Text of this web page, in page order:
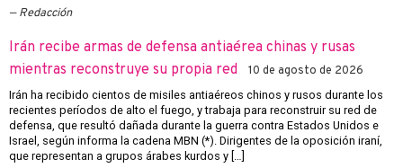
Redacción
Irán recibe armas de defensa antiaérea chinas y rusas
mientras reconstruye su propia red
10 de agosto de 2026
Irán ha recibido cientos de misiles antiaéreos chinos y rusos durante los
recientes períodos de alto el fuego, y trabaja para reconstruir su red de
defensa, que resultó dañada durante la guerra contra Estados Unidos e
Israel, según informa la cadena MBN (*). Dirigentes de la oposición iraní,
que representan a grupos árabes kurdos y […]